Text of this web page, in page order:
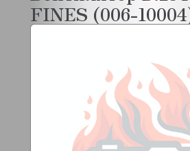
FINES (006-